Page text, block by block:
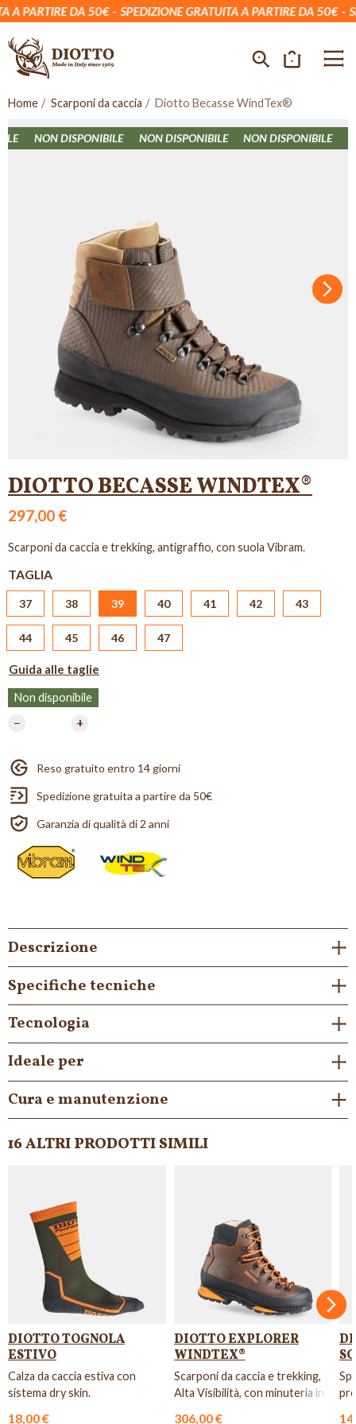
PARTIRE DA 50€ SPEDIZIONE GRATUITA A PARTIRE DA 50€
Home Scarponi da caccia Diotto Becasse WindTex®
NON DISPONIBILE NON DISPONIBILE NON DISPONIBILE
DIOTTO BECASSE WINDTEX®
297,00 €
Scarponi da caccia e trekking, antigraffio, con suola Vibram.
TAGLIA
37 38 39 40 41 42 43
44 45 46 47
Guida alle taglie
Non disponibile
−
+
Reso gratuito entro 14 giorni
Spedizione gratuita a partire da 50€
Garanzia di qualità di 2 anni
Descrizione
Specifiche tecniche
Tecnologia
Ideale per
Cura e manutenzione
16 ALTRI PRODOTTI SIMILI
DIOTTO TOGNOLA
ESTIVO
Calza da caccia estiva con
sistema dry skin.
18,00 €
DIOTTO EXPLORER
WINDTEX®
Scarponi da caccia e trekking,
Alta Visibilità, con minuteria in
306,00 €